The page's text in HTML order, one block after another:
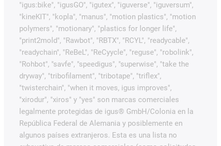
"igus:bike", "igusGO", "igutex", "iguverse", "iguversum",
"kineKIT", "kopla", "manus", "motion plastics", "motion
polymers", "motionary", "plastics for longer life",
"print2mold", "Rawbot", "RBTX", "RCYL", "readycable",
"readychain", "ReBeL", "ReCyycle", "reguse", "robolink",
"Rohbot", "savfe", "speedigus", "superwise", "take the
dryway", "tribofilament", "tribotape", "triflex",
"twisterchain", "when it moves, igus improves",
"xirodur", "xiros" y "yes" son marcas comerciales
legalmente protegidas de igus® GmbH/Colonia en la
República Federal de Alemania y posiblemente en
algunos países extranjeros. Esta es una lista no